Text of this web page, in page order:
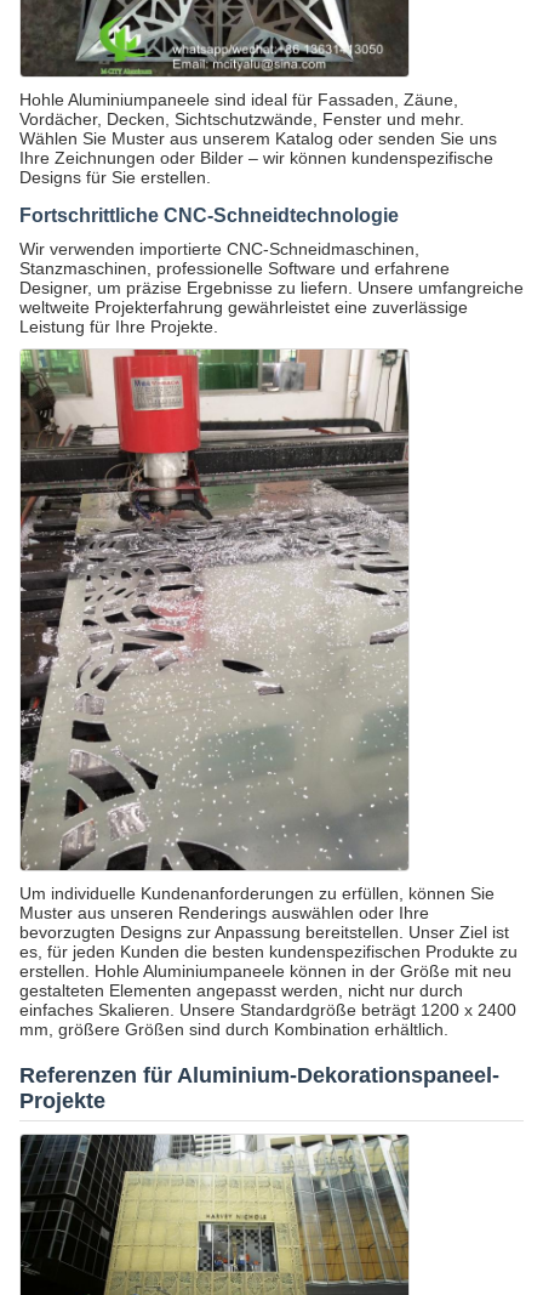
Hohle Aluminiumpaneele sind ideal für Fassaden, Zäune,
Vordächer, Decken, Sichtschutzwände, Fenster und mehr.
Wählen Sie Muster aus unserem Katalog oder senden Sie uns
Ihre Zeichnungen oder Bilder – wir können kundenspezifische
Designs für Sie erstellen.
Fortschrittliche CNC-Schneidtechnologie
Wir verwenden importierte CNC-Schneidmaschinen,
Stanzmaschinen, professionelle Software und erfahrene
Designer, um präzise Ergebnisse zu liefern. Unsere umfangreiche
weltweite Projekterfahrung gewährleistet eine zuverlässige
Leistung für Ihre Projekte.
Um individuelle Kundenanforderungen zu erfüllen, können Sie
Muster aus unseren Renderings auswählen oder Ihre
bevorzugten Designs zur Anpassung bereitstellen. Unser Ziel ist
es, für jeden Kunden die besten kundenspezifischen Produkte zu
erstellen. Hohle Aluminiumpaneele können in der Größe mit neu
gestalteten Elementen angepasst werden, nicht nur durch
einfaches Skalieren. Unsere Standardgröße beträgt 1200 x 2400
mm, größere Größen sind durch Kombination erhältlich.
Referenzen für Aluminium-Dekorationspaneel-
Projekte